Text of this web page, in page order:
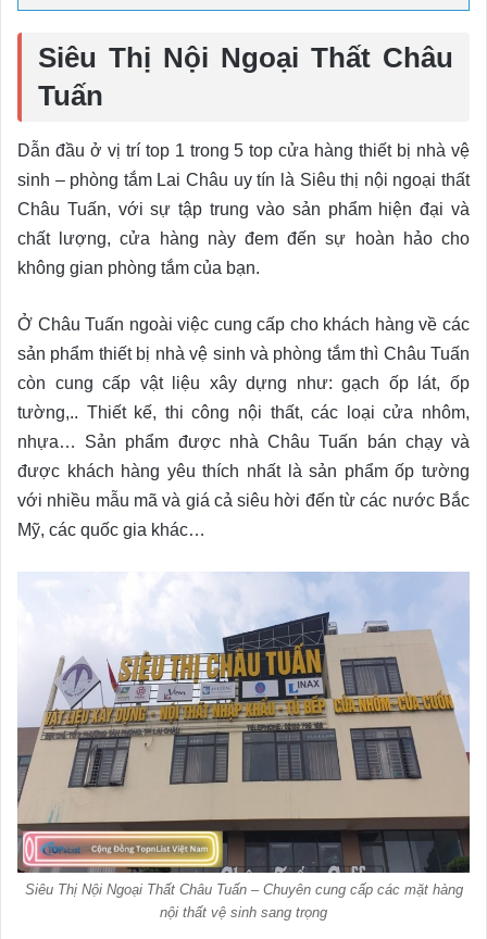
Siêu Thị Nội Ngoại Thất Châu
Tuấn
Dẫn đầu ở vị trí top 1 trong 5 top cửa hàng thiết bị nhà vệ
sinh – phòng tắm Lai Châu uy tín là Siêu thị nội ngoại thất
Châu Tuấn, với sự tập trung vào sản phẩm hiện đại và
chất lượng, cửa hàng này đem đến sự hoàn hảo cho
không gian phòng tắm của bạn.
Ở Châu Tuấn ngoài việc cung cấp cho khách hàng về các
sản phẩm thiết bị nhà vệ sinh và phòng tắm thì Châu Tuấn
còn cung cấp vật liệu xây dựng như: gạch ốp lát, ốp
tường,.. Thiết kế, thi công nội thất, các loại cửa nhôm,
nhựa… Sản phẩm được nhà Châu Tuấn bán chạy và
được khách hàng yêu thích nhất là sản phẩm ốp tường
với nhiều mẫu mã và giá cả siêu hời đến từ các nước Bắc
Mỹ, các quốc gia khác…
Siêu Thị Nội Ngoại Thất Châu Tuấn – Chuyên cung cấp các mặt hàng
nội thất vệ sinh sang trọng